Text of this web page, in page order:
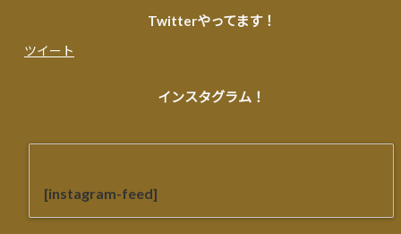
Twitterやってます！
ツイート
インスタグラム！
[instagram-feed]